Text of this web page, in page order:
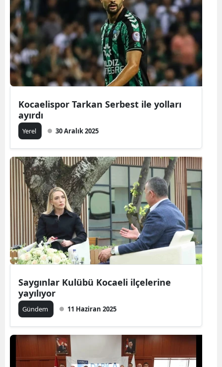
Kocaelispor Tarkan Serbest ile yolları
ayırdı
Yerel 30 Aralık 2025
Saygınlar Kulübü Kocaeli ilçelerine
yayılıyor
Gündem 11 Haziran 2025